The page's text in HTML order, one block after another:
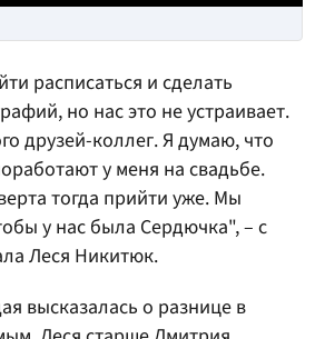
расписаться и сделать
но нас это не устраивает.
друзей-коллег. Я думаю, что
у меня на свадьбе.
тогда прийти уже. Мы
у нас была Сердючка", – с
Леся Никитюк.
высказалась о разнице в